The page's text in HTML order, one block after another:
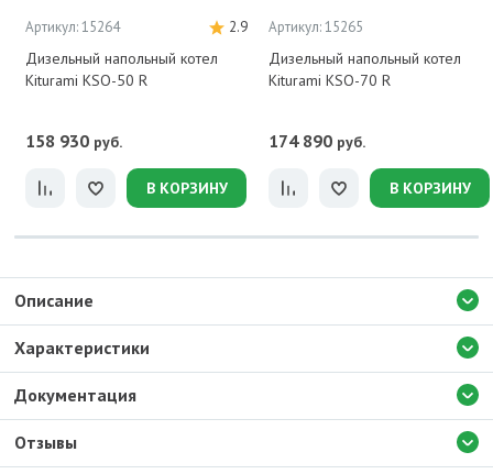
Артикул: 15264 2.9
Дизельный напольный котел
Kiturami KSO-50 R
158 930 руб.
В КОРЗИНУ
Артикул: 15265
Дизельный напольный котел
Kiturami KSO-70 R
174 890 руб.
В КОРЗИНУ
Описание
Характеристики
Документация
Отзывы